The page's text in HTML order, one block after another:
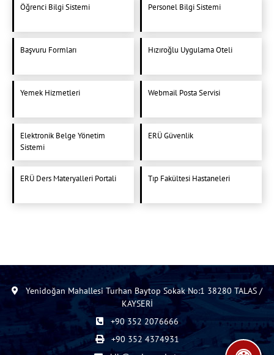
Öğrenci Bilgi Sistemi Personel Bilgi Sistemi
Başvuru Formları Hızıroğlu Uygulama Oteli
Yemek Hizmetleri Webmail Posta Servisi
Elektronik Belge Yönetim
Sistemi
ERÜ Güvenlik
ERÜ Ders Materyalleri Portali Tıp Fakültesi Hastaneleri
Yenidoğan Mahallesi Turhan Baytop Sokak No:1 38280 TALAS /
KAYSERİ
+90 352 2076666
+90 352 4374931